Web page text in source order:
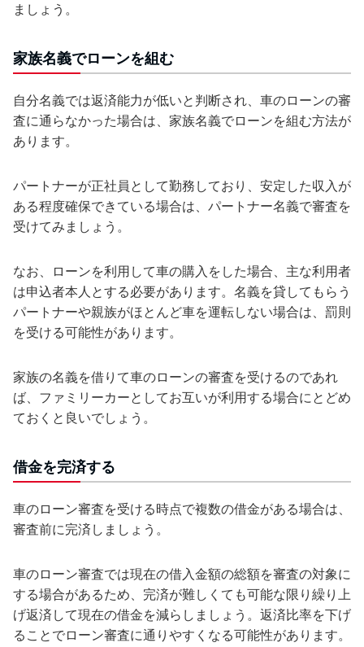
ましょう。
家族名義でローンを組む
自分名義では返済能力が低いと判断され、車のローンの審
査に通らなかった場合は、家族名義でローンを組む方法が
あります。
パートナーが正社員として勤務しており、安定した収入が
ある程度確保できている場合は、パートナー名義で審査を
受けてみましょう。
なお、ローンを利用して車の購入をした場合、主な利用者
は申込者本人とする必要があります。名義を貸してもらう
パートナーや親族がほとんど車を運転しない場合は、罰則
を受ける可能性があります。
家族の名義を借りて車のローンの審査を受けるのであれ
ば、ファミリーカーとしてお互いが利用する場合にとどめ
ておくと良いでしょう。
借金を完済する
車のローン審査を受ける時点で複数の借金がある場合は、
審査前に完済しましょう。
車のローン審査では現在の借入金額の総額を審査の対象に
する場合があるため、完済が難しくても可能な限り繰り上
げ返済して現在の借金を減らしましょう。返済比率を下げ
ることでローン審査に通りやすくなる可能性があります。